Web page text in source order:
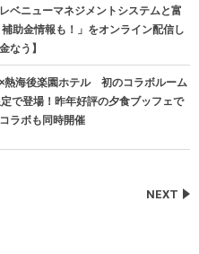
ベニューマネジメントシステムと富
助金情報も！」をオンライン配信し
なう】
熱海後楽園ホテル 初のコラボルーム
で登場！昨年好評の夕食ブッフェで
ラボも同時開催
NEXT